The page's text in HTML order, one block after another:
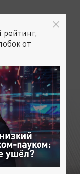
рейтинг,
от